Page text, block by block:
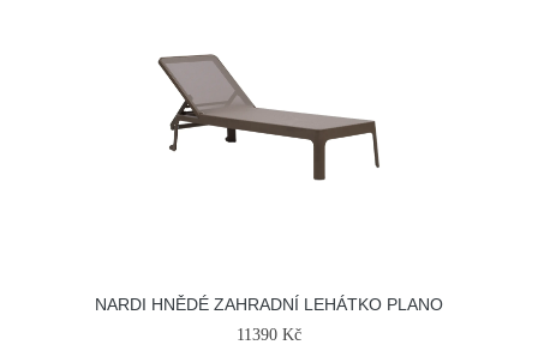
NARDI HNĚDÉ ZAHRADNÍ LEHÁTKO PLANO
11390 Kč